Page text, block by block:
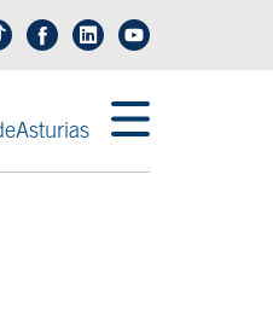
en tiktok
Síguenos en linkedin